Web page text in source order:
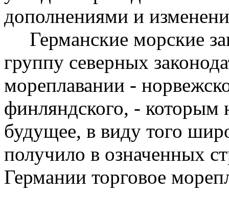
дополнениями и
Германские морские
группу северных
мореплавании -
финляндского, -
будущее, в виду того
получило в означенных
Германии торговое